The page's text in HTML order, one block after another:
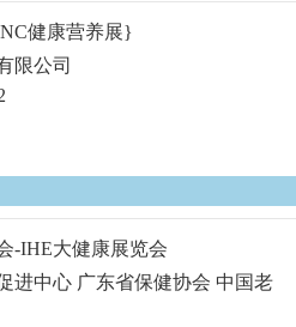
健康营养展}
限公司
-IHE大健康展览会
进中心 广东省保健协会 中国老